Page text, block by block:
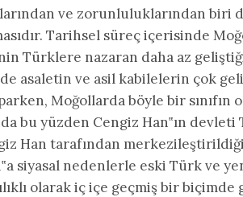
ve zorunluluklarından biri
Tarihsel süreç içerisinde
Türklere nazaran daha az
asaletin ve asil kabilelerin çok
Moğollarda böyle bir sınıfın
bu yüzden Cengiz Han‟ın
Han tarafından
siyasal nedenlerle eski Türk ve
olarak iç içe geçmiş bir